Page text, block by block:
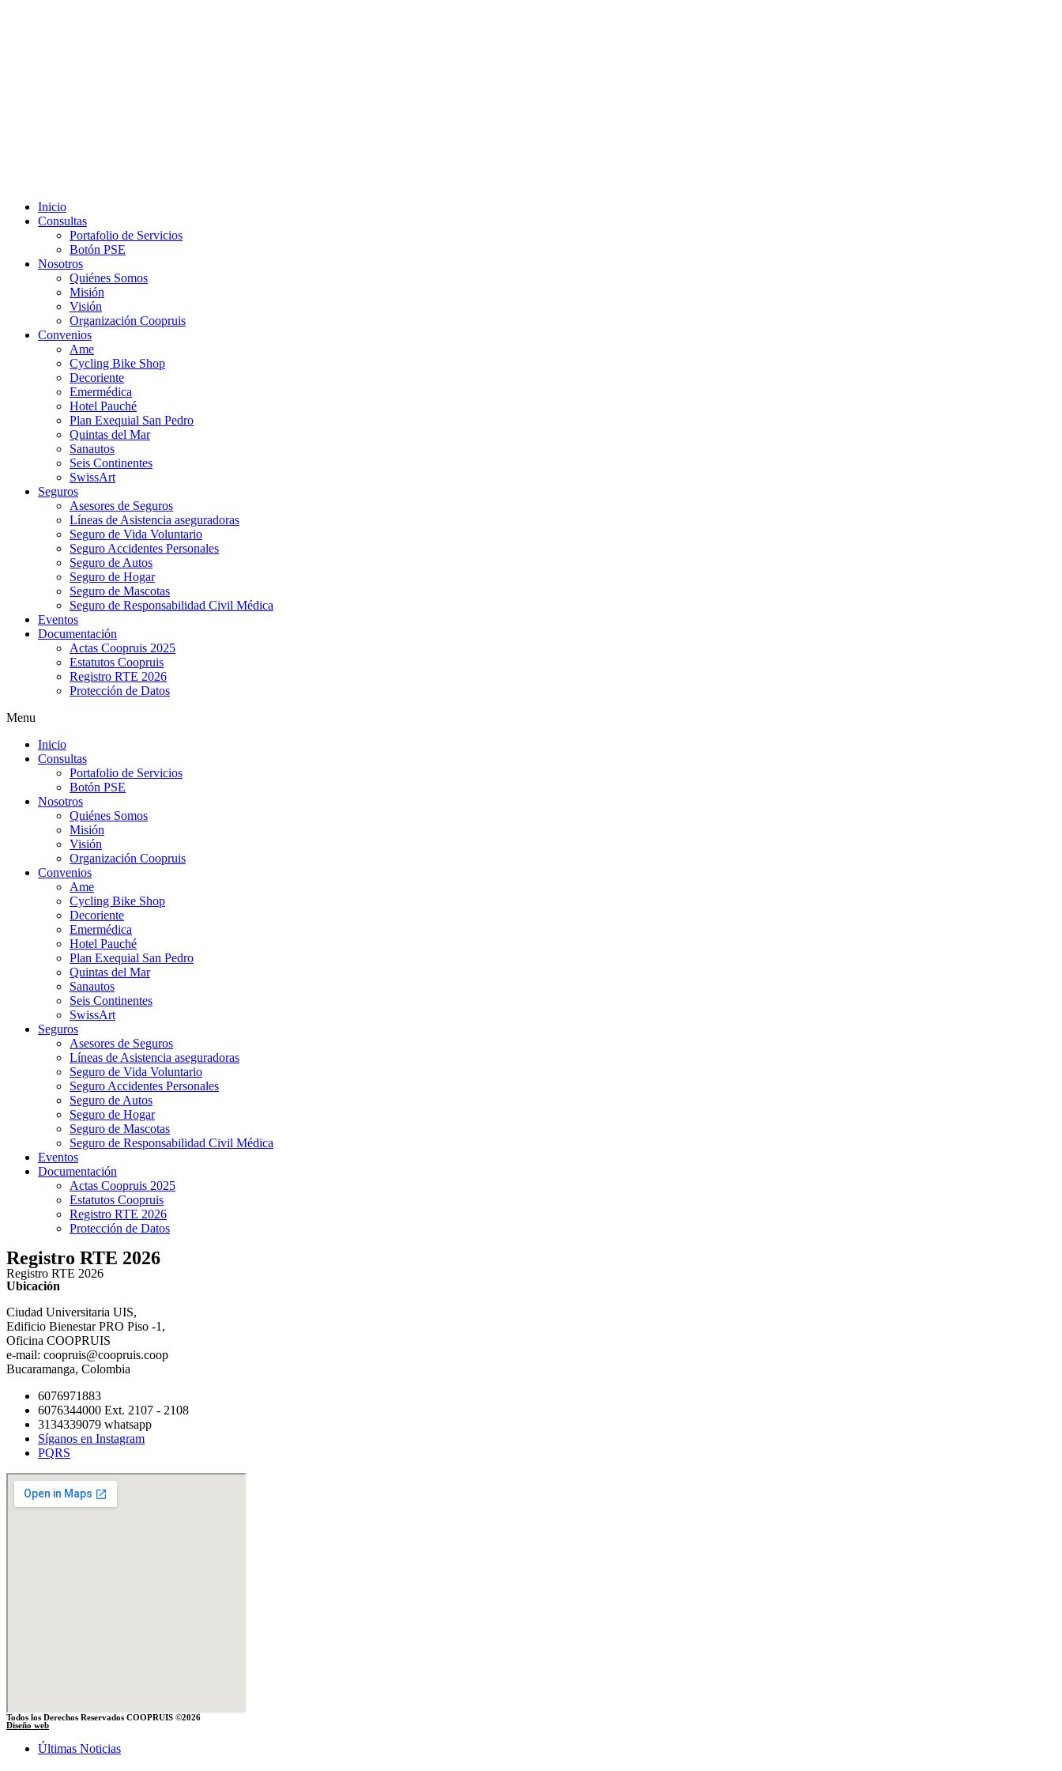
Inicio
Consultas
Portafolio de Servicios
Botón PSE
Nosotros
Quiénes Somos
Misión
Visión
Organización Coopruis
Convenios
Ame
Cycling Bike Shop
Decoriente
Emermédica
Hotel Pauché
Plan Exequial San Pedro
Quintas del Mar
Sanautos
Seis Continentes
SwissArt
Seguros
Asesores de Seguros
Líneas de Asistencia aseguradoras
Seguro de Vida Voluntario
Seguro Accidentes Personales
Seguro de Autos
Seguro de Hogar
Seguro de Mascotas
Seguro de Responsabilidad Civil Médica
Eventos
Documentación
Actas Coopruis 2025
Estatutos Coopruis
Registro RTE 2026
Protección de Datos
Menu
Inicio
Consultas
Portafolio de Servicios
Botón PSE
Nosotros
Quiénes Somos
Misión
Visión
Organización Coopruis
Convenios
Ame
Cycling Bike Shop
Decoriente
Emermédica
Hotel Pauché
Plan Exequial San Pedro
Quintas del Mar
Sanautos
Seis Continentes
SwissArt
Seguros
Asesores de Seguros
Líneas de Asistencia aseguradoras
Seguro de Vida Voluntario
Seguro Accidentes Personales
Seguro de Autos
Seguro de Hogar
Seguro de Mascotas
Seguro de Responsabilidad Civil Médica
Eventos
Documentación
Actas Coopruis 2025
Estatutos Coopruis
Registro RTE 2026
Protección de Datos
Registro RTE 2026
Registro RTE 2026
Ubicación
Ciudad Universitaria UIS,
Edificio Bienestar PRO Piso -1,
Oficina COOPRUIS
e-mail: coopruis@coopruis.coop
Bucaramanga, Colombia
6076971883
6076344000 Ext. 2107 - 2108
3134339079 whatsapp
Síganos en Instagram
PQRS
Todos los Derechos Reservados COOPRUIS ©2026
Diseño web
Últimas Noticias